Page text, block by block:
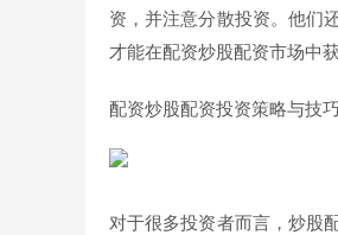
资，并注意分散投资。他们
才能在配资炒股配资市场中
配资炒股配资投资策略与技巧
对于很多投资者而言，炒股